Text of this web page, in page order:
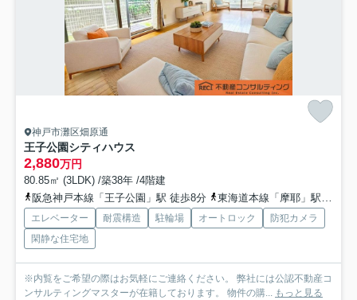
神戸市灘区畑原通
王子公園シティハウス
2,880万円
80.85㎡ (3LDK) /築38年 /4階建
阪急神戸本線「王子公園」駅 徒歩8分
東海道本線「摩耶」駅 徒歩14分
エレベーター 耐震構造 駐輪場 オートロック
防犯カメラ
閑静な住宅地
※内覧をご希望の際はお気軽にご連絡ください。 弊社には公認不動産コ
ンサルティングマスターが在籍しております。 物件の購...
もっと見る